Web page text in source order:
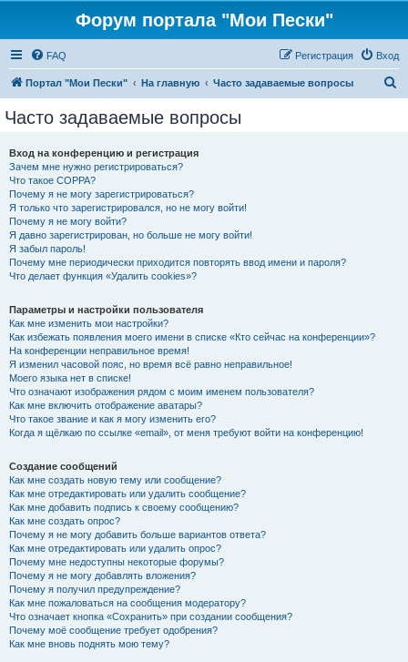
Форум портала "Мои Пески"
FAQ Вход
Регистрация
Портал "Мои Пески" На главную Часто задаваемые вопросы
Часто задаваемые вопросы
Вход на конференцию и регистрация
Зачем мне нужно регистрироваться?
Что такое COPPA?
Почему я не могу зарегистрироваться?
Я только что зарегистрировался, но не могу войти!
Почему я не могу войти?
Я давно зарегистрирован, но больше не могу войти!
Я забыл пароль!
Почему мне периодически приходится повторять ввод имени и пароля?
Что делает функция «Удалить cookies»?
Параметры и настройки пользователя
Как мне изменить мои настройки?
Как избежать появления моего имени в списке «Кто сейчас на конференции»?
На конференции неправильное время!
Я изменил часовой пояс, но время всё равно неправильное!
Моего языка нет в списке!
Что означают изображения рядом с моим именем пользователя?
Как мне включить отображение аватары?
Что такое звание и как я могу изменить его?
Когда я щёлкаю по ссылке «email», от меня требуют войти на конференцию!
Создание сообщений
Как мне создать новую тему или сообщение?
Как мне отредактировать или удалить сообщение?
Как мне добавить подпись к своему сообщению?
Как мне создать опрос?
Почему я не могу добавить больше вариантов ответа?
Как мне отредактировать или удалить опрос?
Почему мне недоступны некоторые форумы?
Почему я не могу добавлять вложения?
Почему я получил предупреждение?
Как мне пожаловаться на сообщения модератору?
Что означает кнопка «Сохранить» при создании сообщения?
Почему моё сообщение требует одобрения?
Как мне вновь поднять мою тему?